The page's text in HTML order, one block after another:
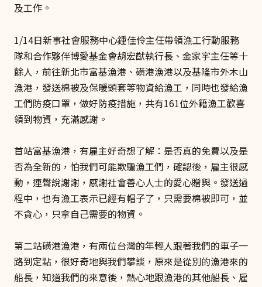
及工作。
1/14日新事社會服務中心鍾佳伶主任帶領漁工行動服務
隊和合作夥伴博愛基金會胡宏猷執行長、金家宇主任等十
餘人，前往新北市富基漁港、磺港漁港以及基隆市外木山
漁港，發送棉被及保暖頭套等物資給漁工，同時也發給漁
工們防疫口罩，做好防疫措施，共有161位外籍漁工歡喜
領到物資，充滿感謝。
首站富基漁港，有雇主好奇想了解：是否真的免費以及是
否為全新的，怕我們可能欺騙漁工們，確認後，雇主很感
動，連聲說謝謝，感謝社會善心人士的愛心贈與。發送過
程中，也有漁工表示已經有帽子了，只需要棉被即可，並
不貪心，只拿自己需要的物資。
第二站磺港漁港，有兩位台灣的年輕人跟著我們的車子一
路到定點，很好奇地與我們攀談，原來是從別的漁港來的
船長，知道我們的來意後，熱心地跟漁港的其他船長、雇